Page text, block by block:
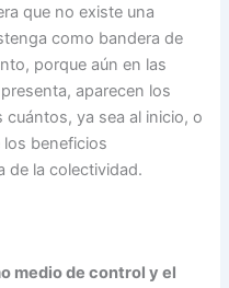
que no existe una
como bandera de
porque aún en las
aparecen los
ya sea al inicio, o
beneficios
de la colectividad.
medio de control y el